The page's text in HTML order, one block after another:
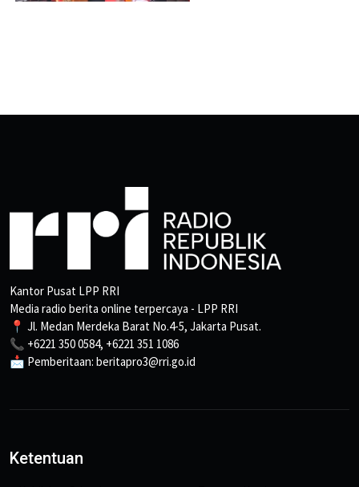
Kantor Pusat LPP RRI
Media radio berita online terpercaya - LPP RRI
📍 Jl. Medan Merdeka Barat No.4-5, Jakarta Pusat.
📞 +6221 350 0584, +6221 351 1086
📩 Pemberitaan: beritapro3@rri.go.id
Ketentuan